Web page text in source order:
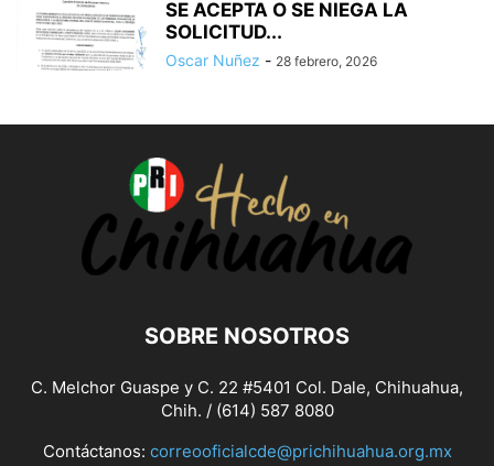
SE ACEPTA O SE NIEGA LA
SOLICITUD...
Oscar Nuñez - 28 febrero, 2026
SOBRE NOSOTROS
C. Melchor Guaspe y C. 22 #5401 Col. Dale, Chihuahua,
Chih. / (614) 587 8080
Contáctanos: correooficialcde@prichihuahua.org.mx